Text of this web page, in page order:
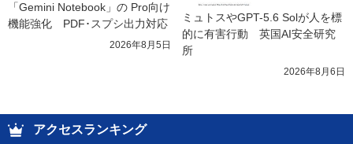
「Gemini Notebook」の Pro向け
機能強化　PDF･スプシ出力対応
2026年8月5日
ミュトスやGPT-5.6 Solが人を標
的に有害行動　英国AI安全研究
所
2026年8月6日
アクセスランキング